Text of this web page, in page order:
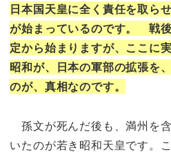
日本国天皇に全く責任を取ら
が始まっているのです。 戦
定から始まりますが、ここに
昭和が、日本の軍部の拡張を
のが、真相なのです。
孫文が死んだ後も、満州を
いたのが若き昭和天皇です。